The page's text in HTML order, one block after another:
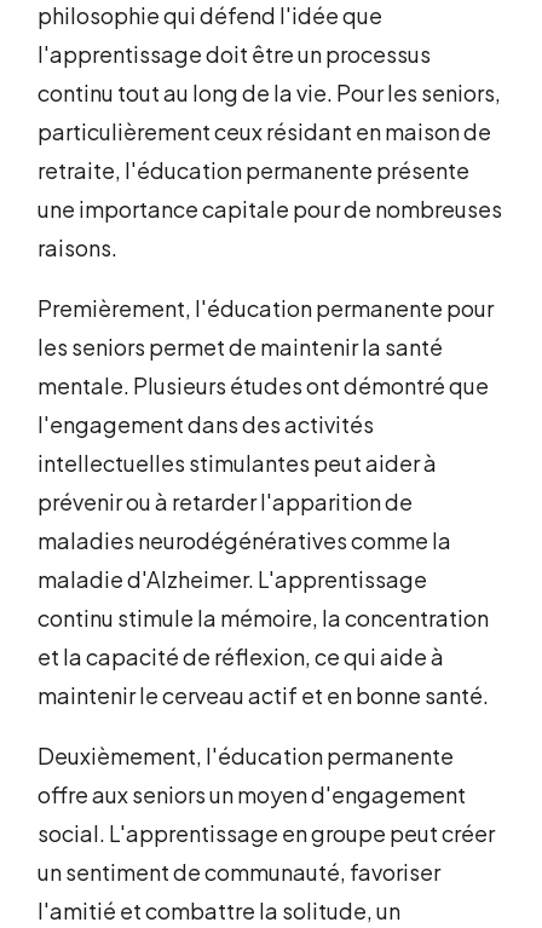
philosophie qui défend l'idée que
l'apprentissage doit être un processus
continu tout au long de la vie. Pour les seniors,
particulièrement ceux résidant en maison de
retraite, l'éducation permanente présente
une importance capitale pour de nombreuses
raisons.
Premièrement, l'éducation permanente pour
les seniors permet de maintenir la santé
mentale. Plusieurs études ont démontré que
l'engagement dans des activités
intellectuelles stimulantes peut aider à
prévenir ou à retarder l'apparition de
maladies neurodégénératives comme la
maladie d'Alzheimer. L'apprentissage
continu stimule la mémoire, la concentration
et la capacité de réflexion, ce qui aide à
maintenir le cerveau actif et en bonne santé.
Deuxièmement, l'éducation permanente
offre aux seniors un moyen d'engagement
social. L'apprentissage en groupe peut créer
un sentiment de communauté, favoriser
l'amitié et combattre la solitude, un